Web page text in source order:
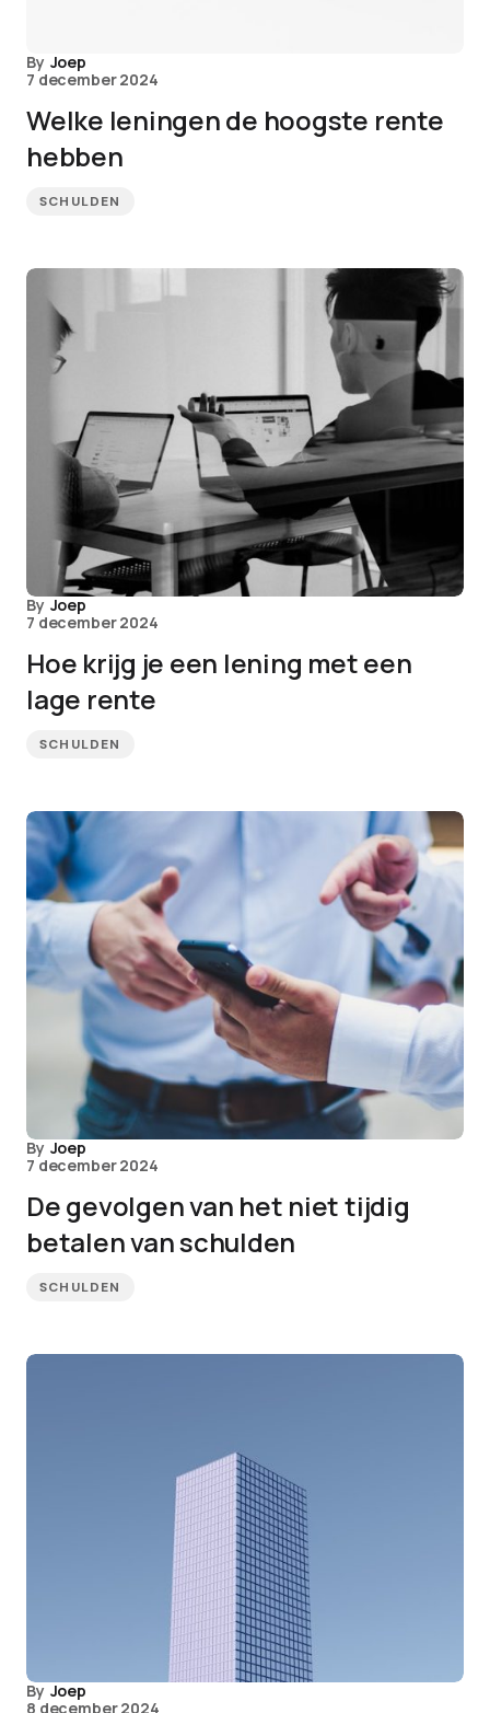
By Joep
7 december 2024
Welke leningen de hoogste rente
hebben
SCHULDEN
By Joep
7 december 2024
Hoe krijg je een lening met een
lage rente
SCHULDEN
By Joep
7 december 2024
De gevolgen van het niet tijdig
betalen van schulden
SCHULDEN
By Joep
8 december 2024